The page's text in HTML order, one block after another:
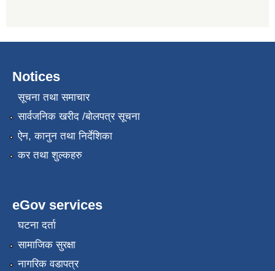
Notices
सूचना तथा समाचार
सार्वजनिक खरीद /बोलपत्र सूचना
ऐन, कानुन तथा निर्देशिका
कर तथा शुल्कहरु
eGov services
घटना दर्ता
सामाजिक सुरक्षा
नागरिक वडापत्र